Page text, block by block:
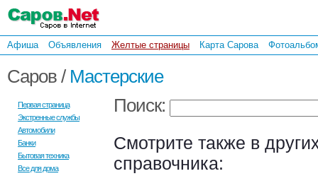
Афиша Объявления Желтые страницы Карта Сарова
Саров / Мастерские
Первая страница
Экстренные службы
Автомобили
Банки
Бытовая техника
Все для дома
Поиск:
Смотрите также в
справочника: